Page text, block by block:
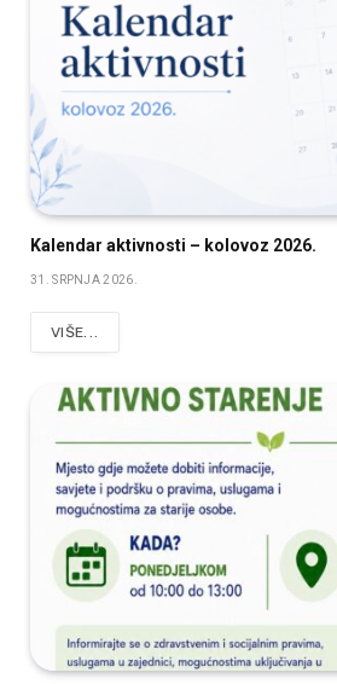
Kalendar aktivnosti – kolovoz 2026.
31. SRPNJA 2026.
VIŠE...